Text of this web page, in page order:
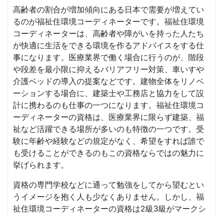
高齢者の割合が増加傾向にある日本で需要が増えてい
るのが福祉住環境コーディネーターです。福祉住環境
コーディネーターは、高齢者や障がいを持った人たち
が快適に生活をできる環境を作るアドバイスをする仕
事になります。医療業界で働く場合に行うのが、階段
や段差を最小限に抑えるバリアフリー対策、車いすや
介護ベッドの導入の提案などです。建物全体をリノベ
ーションする場合に、建築士や工務店と協力をして設
計に携わるのも仕事の一つになります。福祉住環境コ
ーディネーターの資格は、医療業界に限らず建築、福
祉など活躍できる場所が多いのも特徴の一つです。受
験に年齢や経験などの規定がなく、希望をすれば誰で
も受けることができるのもこの資格ならではの魅力に
挙げられます。
資格の専門学校などに通って勉強をしてから望むとい
うイメージを抱く人も少なくありません。しかし、福
祉住環境コーディネーターの資格は2級3級がマークシ